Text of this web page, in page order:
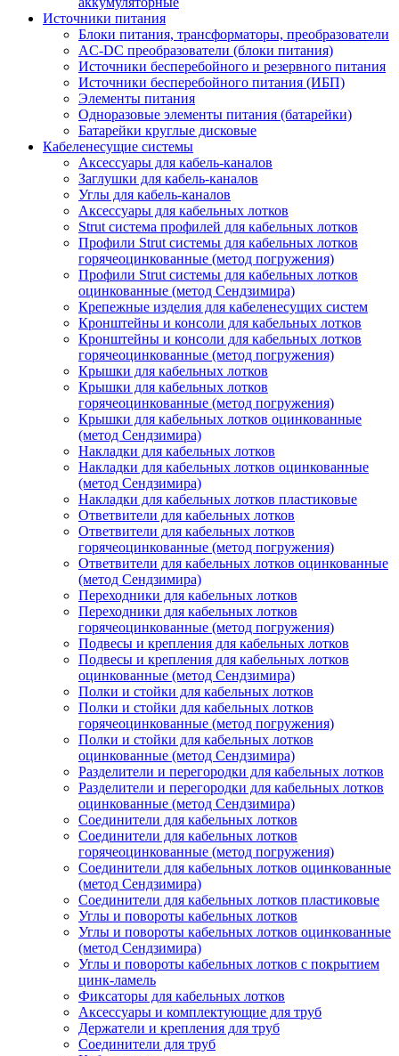
Источники питания
Блоки питания, трансформаторы, преобразователи
AC-DC преобразователи (блоки питания)
Источники бесперебойного и резервного питания
Источники бесперебойного питания (ИБП)
Элементы питания
Одноразовые элементы питания (батарейки)
Батарейки круглые дисковые
Кабеленесущие системы
Аксессуары для кабель-каналов
Заглушки для кабель-каналов
Углы для кабель-каналов
Аксессуары для кабельных лотков
Strut система профилей для кабельных лотков
Профили Strut системы для кабельных лотков
горячеоцинкованные (метод погружения)
Профили Strut системы для кабельных лотков
оцинкованные (метод Сендзимира)
Крепежные изделия для кабеленесущих систем
Кронштейны и консоли для кабельных лотков
Кронштейны и консоли для кабельных лотков
горячеоцинкованные (метод погружения)
Крышки для кабельных лотков
Крышки для кабельных лотков
горячеоцинкованные (метод погружения)
Крышки для кабельных лотков оцинкованные
(метод Сендзимира)
Накладки для кабельных лотков
Накладки для кабельных лотков оцинкованные
(метод Сендзимира)
Накладки для кабельных лотков пластиковые
Ответвители для кабельных лотков
Ответвители для кабельных лотков
горячеоцинкованные (метод погружения)
Ответвители для кабельных лотков оцинкованные
(метод Сендзимира)
Переходники для кабельных лотков
Переходники для кабельных лотков
горячеоцинкованные (метод погружения)
Подвесы и крепления для кабельных лотков
Подвесы и крепления для кабельных лотков
оцинкованные (метод Сендзимира)
Полки и стойки для кабельных лотков
Полки и стойки для кабельных лотков
горячеоцинкованные (метод погружения)
Полки и стойки для кабельных лотков
оцинкованные (метод Сендзимира)
Разделители и перегородки для кабельных лотков
Разделители и перегородки для кабельных лотков
оцинкованные (метод Сендзимира)
Соединители для кабельных лотков
Соединители для кабельных лотков
горячеоцинкованные (метод погружения)
Соединители для кабельных лотков оцинкованные
(метод Сендзимира)
Соединители для кабельных лотков пластиковые
Углы и повороты кабельных лотков
Углы и повороты кабельных лотков оцинкованные
(метод Сендзимира)
Углы и повороты кабельных лотков с покрытием
цинк-ламель
Фиксаторы для кабельных лотков
Аксессуары и комплектующие для труб
Держатели и крепления для труб
Соединители для труб